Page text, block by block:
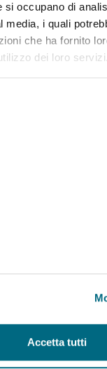
si occupano di
media, i quali
che ha fornito
dei loro servizi.
Accetta tutti
percorso regolare.
Portello,
percorso
9 agosto
750, 798, 861, 864,
giovedì 6 agosto
Righi giovedì 6